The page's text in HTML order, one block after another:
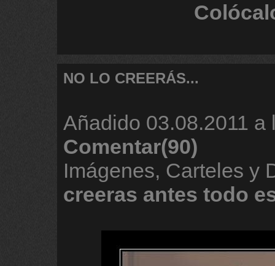
NO LO CREERÁS...
Añadido 03.08.2011 a
Comentar(90)
Imágenes, Carteles y
creeras antes todo